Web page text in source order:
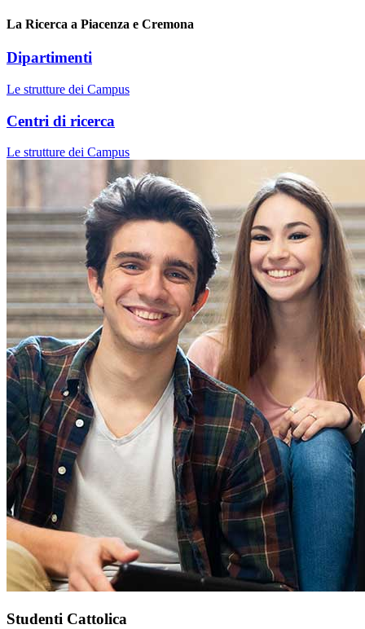
La Ricerca a Piacenza e Cremona
Dipartimenti
Le strutture dei Campus
Centri di ricerca
Le strutture dei Campus
Studenti Cattolica